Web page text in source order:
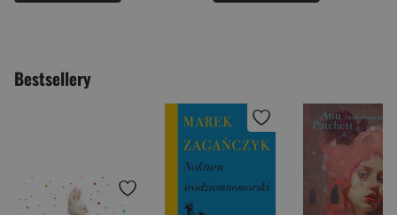
Bestsellery